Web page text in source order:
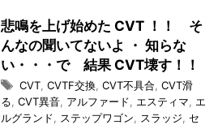
悲鳴を上げ始めた CVT ！！ そ
んなの聞いてないよ ・ 知らな
い・・・で 結果 CVT壊す！！
CVT CVTF交換 CVT不具合 CVT滑
る CVT異音 アルファード エスティマ
エ
ルグランド
ステップワゴン スラッジ
セ